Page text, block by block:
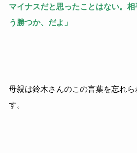
マイナスだと思ったことはない。
う勝つか、だよ」
母親は鈴木さんのこの言葉を忘れ
す。